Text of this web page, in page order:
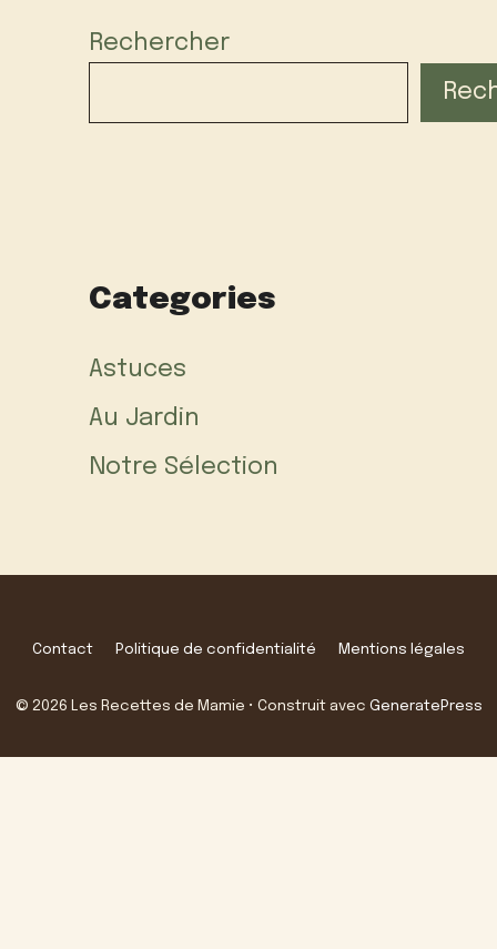
Rechercher
Categories
Astuces
Au Jardin
Notre Sélection
Contact Politique de confidentialité Mentions légales
© 2026 Les Recettes de Mamie • Construit avec GeneratePress